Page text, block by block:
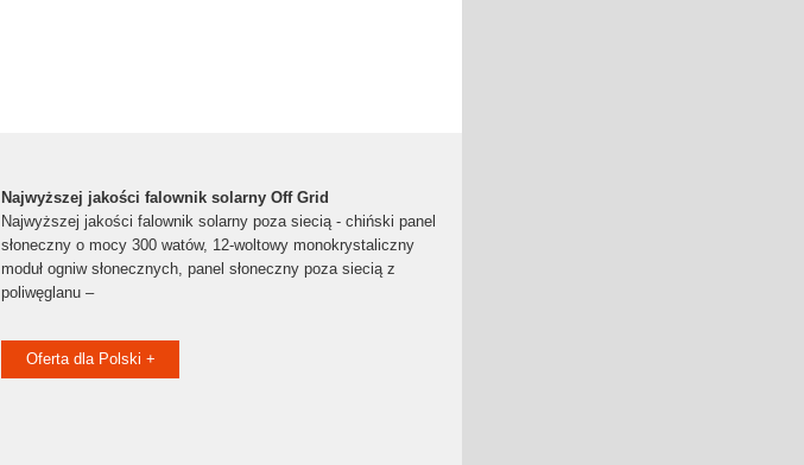
Najwyższej jakości falownik solarny Off Grid
Najwyższej jakości falownik solarny poza siecią - chiński panel
słoneczny o mocy 300 watów, 12-woltowy monokrystaliczny
moduł ogniw słonecznych, panel słoneczny poza siecią z
poliwęglanu –
Oferta dla Polski +